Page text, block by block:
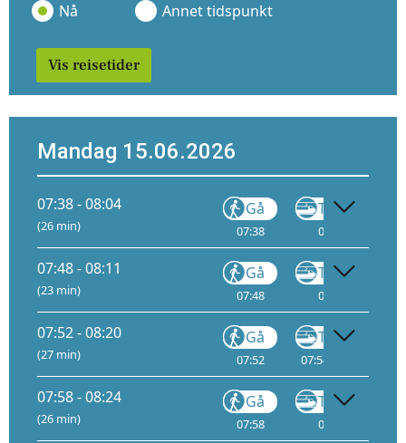
Nå Annet tidspunkt
Vis reisetider
Mandag 15.06.2026
07:38 - 08:04
(26 min)
Gå
07:38
Tog FLY1
07:40
07:48 - 08:11
(23 min)
Gå
07:48
Tog FLY2
07:50
07:52 - 08:20
(27 min)
Gå
07:52
Tog
07:54
07:58 - 08:24
(26 min)
Gå
07:58
Tog FLY1
08:00